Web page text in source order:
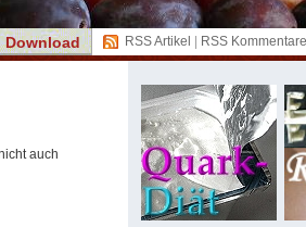
Download RSS Artikel RSS Kommentare
auch